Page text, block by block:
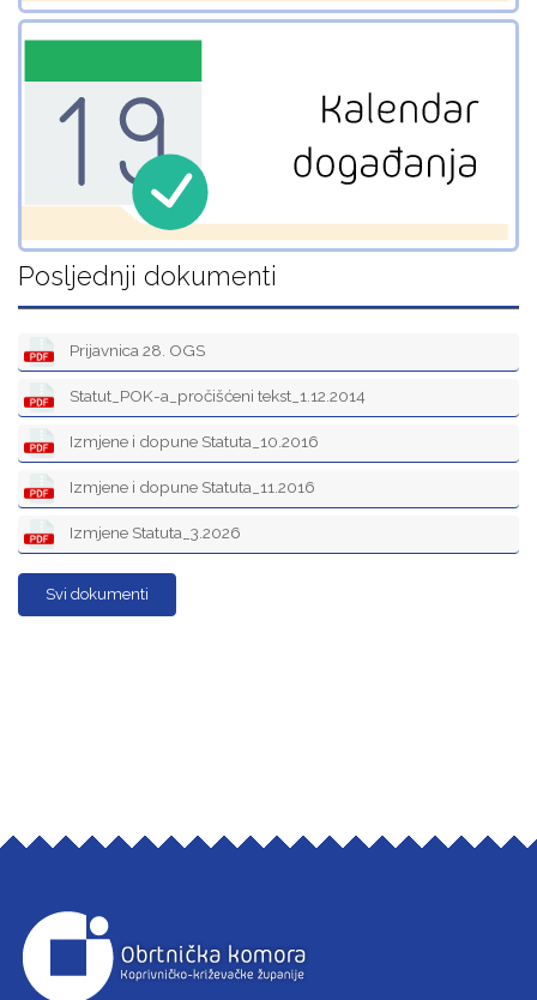
Posljednji dokumenti
Prijavnica 28. OGS
Statut_POK-a_pročišćeni tekst_1.12.2014
Izmjene i dopune Statuta_10.2016
Izmjene i dopune Statuta_11.2016
Izmjene Statuta_3.2026
Svi dokumenti